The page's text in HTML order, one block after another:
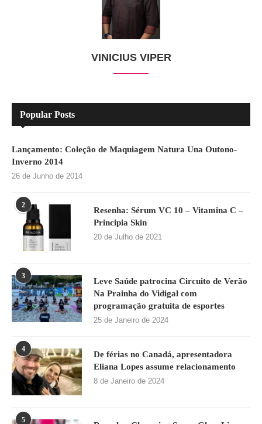
VINICIUS VIPER
Popular Posts
Lançamento: Coleção de Maquiagem Natura Una Outono-
Inverno 2014
26 de Junho de 2014
2
Resenha: Sérum VC 10 – Vitamina C –
Principia Skin
20 de Julho de 2021
3
Leve Saúde patrocina Circuito de Verão
Na Prainha do Vidigal com
programação gratuita de esportes
25 de Janeiro de 2024
4
De férias no Canadá, apresentadora
Eliana Lopes assume relacionamento
8 de Janeiro de 2024
5